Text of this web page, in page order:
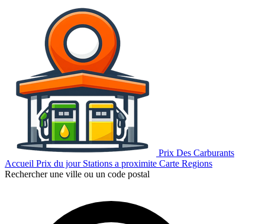
Prix Des Carburants
Accueil Prix du jour Stations a proximite Carte Regions
Rechercher une ville ou un code postal